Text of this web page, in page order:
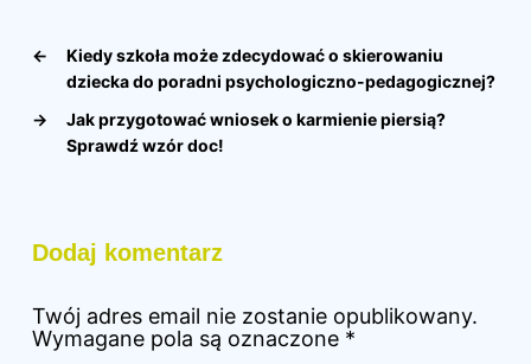
←
Kiedy szkoła może zdecydować o skierowaniu
dziecka do poradni psychologiczno-pedagogicznej?
→
Jak przygotować wniosek o karmienie piersią?
Sprawdź wzór doc!
Dodaj komentarz
Twój adres email nie zostanie opublikowany.
Wymagane pola są oznaczone *